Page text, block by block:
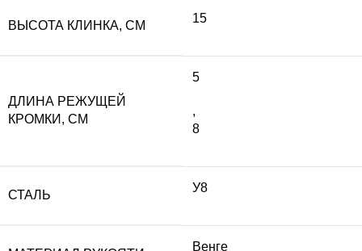
ВЫСОТА КЛИНКА, СМ
15
ДЛИНА РЕЖУЩЕЙ
КРОМКИ, СМ
5
,
8
СТАЛЬ
У8
Венге